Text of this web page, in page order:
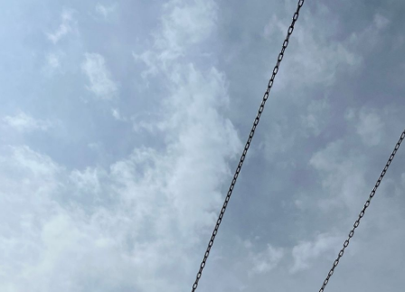
Startseite
Die Praxis